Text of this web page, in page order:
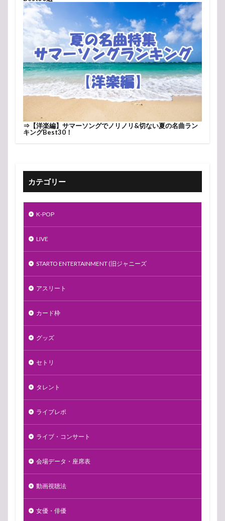
⇒ 【洋楽編】サマーソングでノリノリ&切ない夏の名曲ラン
キングBest30！
カテゴリー
K-POP
LIVE
STARTO ENTERTAINMENT (旧ジャニーズ
アスリート
カード枠
グッズ
セトリ
タレント
ライブレポ
ライブ・コンサート
会場データ・座席表
動画視聴法
女優・俳優